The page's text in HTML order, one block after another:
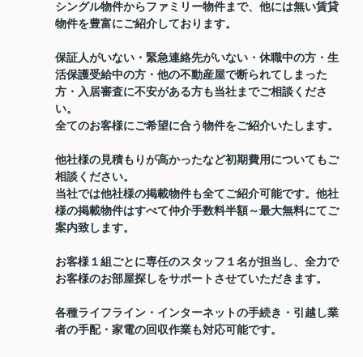
シングル物件からファミリー物件まで、他には無い賃貸
物件を豊富にご紹介しております。
保証人がいない・緊急連絡先がいない・休職中の方・生
活保護受給中の方・他の不動産屋で断られてしまった
方・入居審査に不安がある方も当社までご相談くださ
い。
全てのお客様にご希望に合う物件をご紹介いたします。
他社様の見積もりが高かったなど初期費用についてもご
相談ください。
当社では他社様の掲載物件も全てご紹介可能です。他社
様の掲載物件はすべて仲介手数料半額～最大無料にてご
案内致します。
お客様１組ごとに専任のスタッフ１名が担当し、全力で
お客様のお部屋探しをサポートさせていただきます。
各種ライフライン・インターネットの手続き・引越し業
者の手配・家電の回収作業も対応可能です。